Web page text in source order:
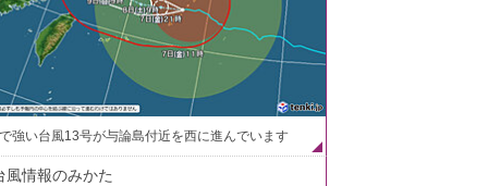
強い台風13号が与論島付近を西に進んでいます
風情報のみかた